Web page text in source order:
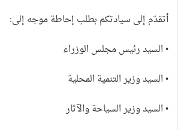
أتقدّم إلى سيادتكم بطلب إحاطة موجه إلى:
• السيد رئيس مجلس الوزراء
• السيد وزير التنمية المحلية
• السيد وزير السياحة والآثار